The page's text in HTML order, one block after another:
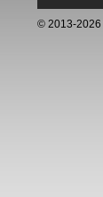
© 2013-2026